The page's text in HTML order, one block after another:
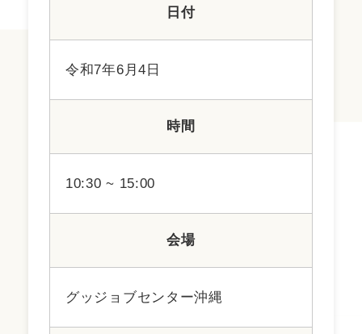
日付
令和7年6月4日
時間
10:30 ~ 15:00
会場
グッジョブセンター沖縄